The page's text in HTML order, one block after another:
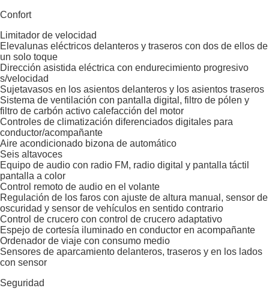
Confort
Limitador de velocidad
Elevalunas eléctricos delanteros y traseros con dos de ellos de
un solo toque
Dirección asistida eléctrica con endurecimiento progresivo
s/velocidad
Sujetavasos en los asientos delanteros y los asientos traseros
Sistema de ventilación con pantalla digital, filtro de pólen y
filtro de carbón activo calefacción del motor
Controles de climatización diferenciados digitales para
conductor/acompañante
Aire acondicionado bizona de automático
Seis altavoces
Equipo de audio con radio FM, radio digital y pantalla táctil
pantalla a color
Control remoto de audio en el volante
Regulación de los faros con ajuste de altura manual, sensor de
oscuridad y sensor de vehículos en sentido contrario
Control de crucero con control de crucero adaptativo
Espejo de cortesía iluminado en conductor en acompañante
Ordenador de viaje con consumo medio
Sensores de aparcamiento delanteros, traseros y en los lados
con sensor
Seguridad